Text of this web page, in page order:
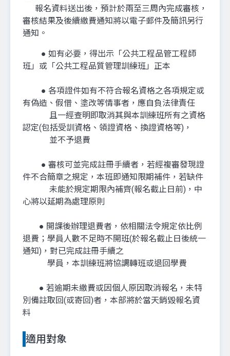
報名資料送出後，預計於兩至三周內完成審核，
審核結果及後續繳費通知將以電子郵件及簡訊另行
通知。
● 如有必要，得出示「公共工程品管工程師
班」或「公共工程品質管理訓練班」正本
● 各項證件如有不符合報名資格之各項規定或
有偽造、假借、塗改等情事者，應自負法律責任
且一經查明即取消其與本訓練班所有之資格
認定(包括受訓資格、領證資格、換證資格等)，
並不予退費
● 審核可並完成註冊手續者，若經複審發現證
件不合簡章之規定，本班即通知限期補件，若缺件
未能於規定期限內補齊(報名截止日前)，中
心將以延期為處理原則
● 開課後辦理退費者，依相關法令規定依比例
退費；學員人數不足時不開班(於報名截止日後統一
通知)，對已完成註冊手續之
學員，本訓練班將協調轉班或退回學費
● 若逾期未繳費或因個人原因取消報名，未特
別備註取回(或寄回)者，本部將於當天銷毀報名資
料
適用對象